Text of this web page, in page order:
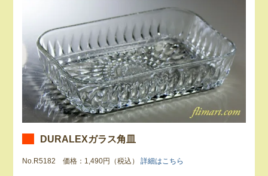
DURALEXガラス角皿
No.R5182 価格：1,490円（税込）詳細はこちら